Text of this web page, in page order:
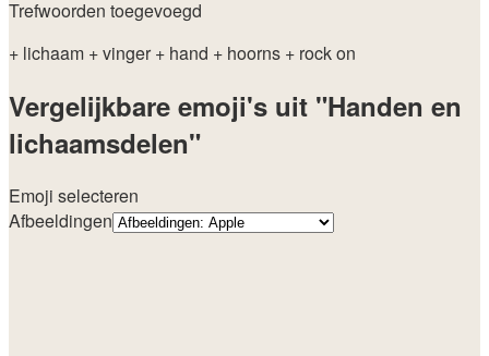
Trefwoorden toegevoegd
+ lichaam + vinger + hand + hoorns + rock on
Vergelijkbare emoji's uit "Handen en
lichaamsdelen"
Emoji selecteren
Afbeeldingen